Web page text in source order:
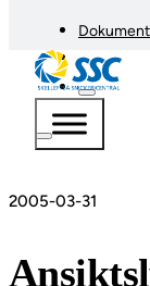
2005-03-31